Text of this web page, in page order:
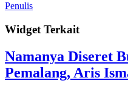
Penulis
Widget Terkait
Namanya Diseret
Pemalang, Aris